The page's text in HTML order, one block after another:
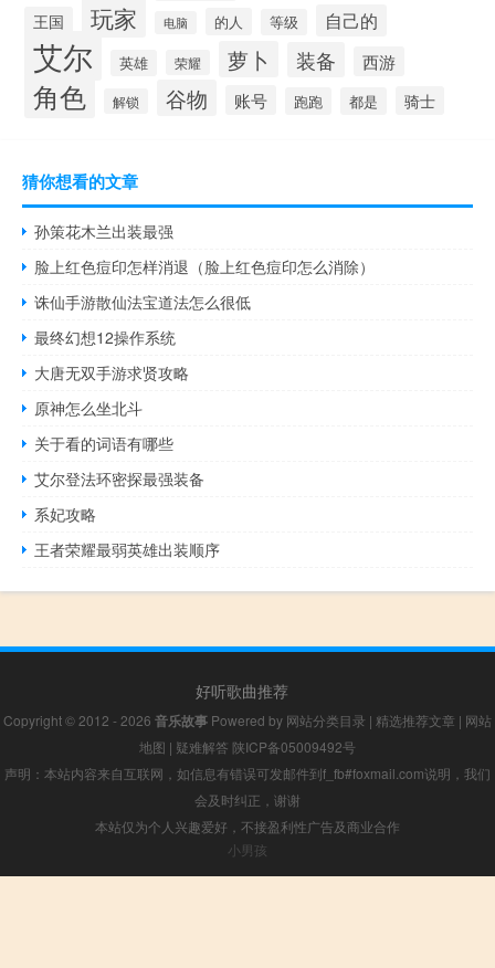
王国 玩家 电脑 的人 等级 自己的
艾尔 英雄 荣耀 萝卜 装备 西游
角色 解锁 谷物 账号 跑跑 都是 骑士
猜你想看的文章
孙策花木兰出装最强
脸上红色痘印怎样消退（脸上红色痘印怎么消除）
诛仙手游散仙法宝道法怎么很低
最终幻想12操作系统
大唐无双手游求贤攻略
原神怎么坐北斗
关于看的词语有哪些
艾尔登法环密探最强装备
系妃攻略
王者荣耀最弱英雄出装顺序
好听歌曲推荐
Copyright © 2012 - 2026 音乐故事 Powered by 网站分类目录 | 精选推荐文章 | 网站
地图 | 疑难解答 陕ICP备05009492号
声明：本站内容来自互联网，如信息有错误可发邮件到f_fb#foxmail.com说明，我们
会及时纠正，谢谢
本站仅为个人兴趣爱好，不接盈利性广告及商业合作
小男孩